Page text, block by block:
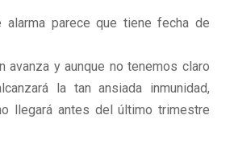
alarma parece que tiene fecha de
avanza y aunque no tenemos claro
la tan ansiada inmunidad,
llegará antes del último trimestre